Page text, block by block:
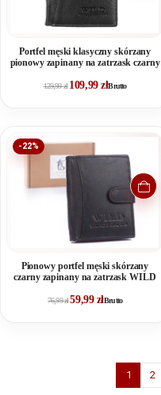
Portfel męski klasyczny skórzany
pionowy zapinany na zatrzask czarny
129,99zł 109,99złBrutto
-22%
Pionowy portfel męski skórzany
czarny zapinany na zatrzask WILD
76,99zł59,99 złBrutto
1 2